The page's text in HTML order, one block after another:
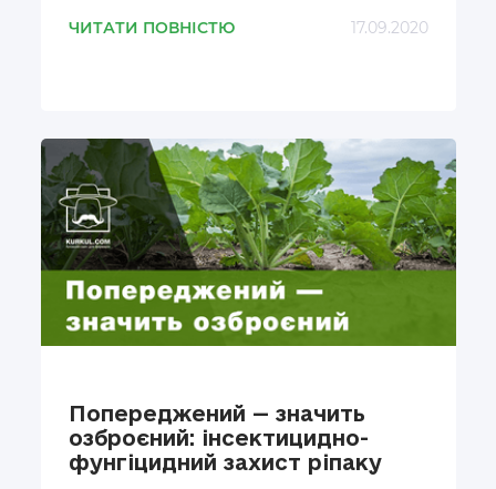
ЧИТАТИ ПОВНІСТЮ
17.09.2020
Попереджений — значить
озброєний: інсектицидно-
фунгіцидний захист ріпаку